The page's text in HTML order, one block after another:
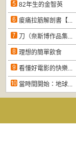
82年生的金智英
痠痛拉筋解剖書【...
刀（奈斯博作品集...
理想的簡單飲食
看懂好電影的快樂...
當時間開始：地球...